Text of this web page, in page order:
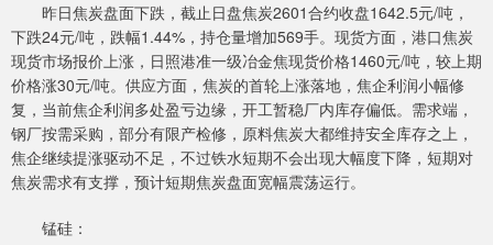
昨日焦炭盘面下跌，截止日盘焦炭2601合约收盘1642.5元/吨，
下跌24元/吨，跌幅1.44%，持仓量增加569手。现货方面，港口焦炭
现货市场报价上涨，日照港准一级冶金焦现货价格1460元/吨，较上期
价格涨30元/吨。供应方面，焦炭的首轮上涨落地，焦企利润小幅修
复，当前焦企利润多处盈亏边缘，开工暂稳厂内库存偏低。需求端，
钢厂按需采购，部分有限产检修，原料焦炭大都维持安全库存之上，
焦企继续提涨驱动不足，不过铁水短期不会出现大幅度下降，短期对
焦炭需求有支撑，预计短期焦炭盘面宽幅震荡运行。
锰硅：